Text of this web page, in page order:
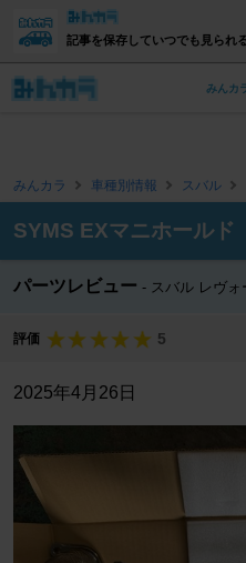
記事を保存していつでも見られ
みんカ
みんカラ 車種別情報 スバル
SYMS EXマニホールド
パーツレビュー スバル レヴォ
評価 5
2025年4月26日